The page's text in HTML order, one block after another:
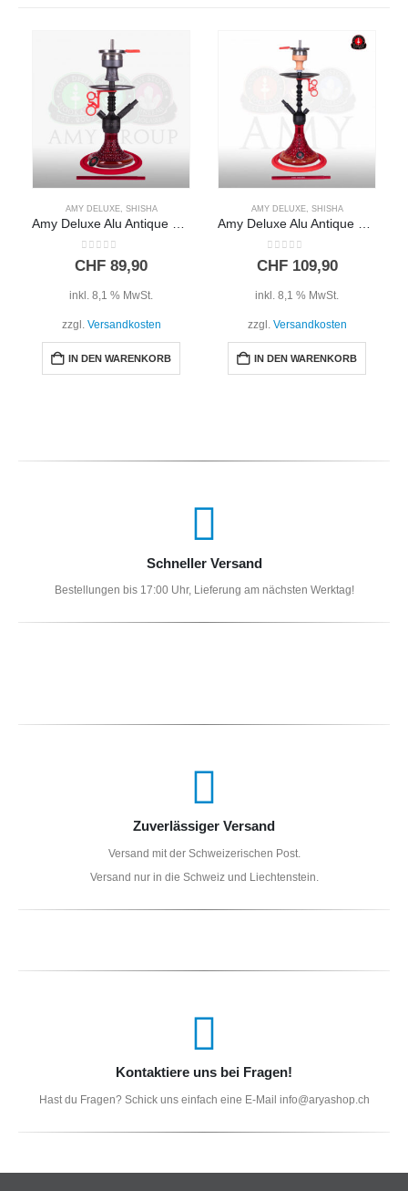
AMY DELUXE, SHISHA
0out of 5
CHF 89,90
inkl. 8,1 % MwSt.
zzgl. Versandkosten
IN DEN WARENKORB
AMY DELUXE, SHISHA
0 out of 5
CHF109,90
inkl. 8,1 % MwSt.
zzgl. Versandkosten
IN DEN WARENKORB
Schneller Versand
Bestellungen bis 17:00 Uhr, Lieferung am nächsten Werktag!
Zuverlässiger Versand
Versand mit der Schweizerischen Post.
Versand nur in die Schweiz und Liechtenstein.
Kontaktiere uns bei Fragen!
Hast du Fragen? Schick uns einfach eine E-Mail info@aryashop.ch